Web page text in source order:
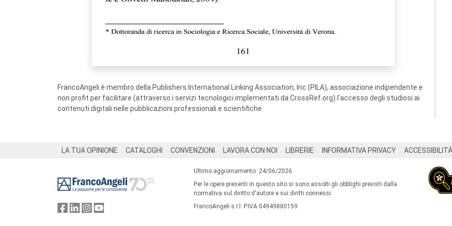
FrancoAngeli è membro della Publishers International Linking Association, Inc (PILA), associazione indipendente e
non profit per facilitare (attraverso i servizi tecnologici implementati da CrossRef.org) l’accesso degli studiosi ai
contenuti digitali nelle pubblicazioni professionali e scientifiche.
LA TUA OPINIONE CATALOGHI CONVENZIONI LAVORA CON NOI LIBRERIE INFORMATIVA PRIVACY ACCESSIBILITÁ
Ultimo aggiornamento: 24/06/2026
Per le opere presenti in questo sito si sono assolti gli obblighi previsti dalla
normativa sul diritto d'autore e sui diritti connessi.
FrancoAngeli s.r.l. P.IVA 04949880159